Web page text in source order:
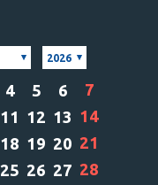
2026
4 5 6
7
11 12 13 14
18 19 20 21
25 26 27 28